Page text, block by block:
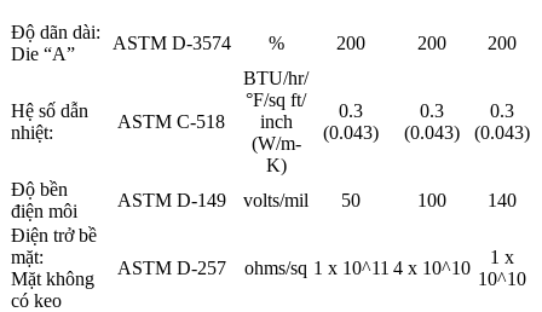
Độ dãn dài:
Die “A”
ASTM D-3574 % 200 200 200
Hệ số dẫn
nhiệt:
ASTM C-518
BTU/hr/
°F/sq ft/
inch
(W/m-
K)
0.3
(0.043)
0.3
(0.043)
0.3
(0.043)
Độ bền
điện môi
ASTM D-149 volts/mil 50 100
140
Điện trở bề
mặt:
Mặt không
có keo
ASTM D-257 ohms/sq 1 x 10^11 4 x 10^10
1 x
10^10